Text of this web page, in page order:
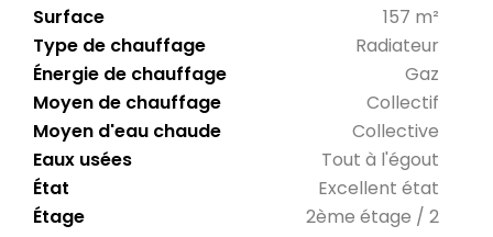
Surface
157 m²
Type de chauffage
Radiateur
Énergie de chauffage
Gaz
Moyen de chauffage
Collectif
Moyen d'eau chaude
Collective
Eaux usées
Tout à l'égout
État
Excellent état
Étage
2ème étage / 2